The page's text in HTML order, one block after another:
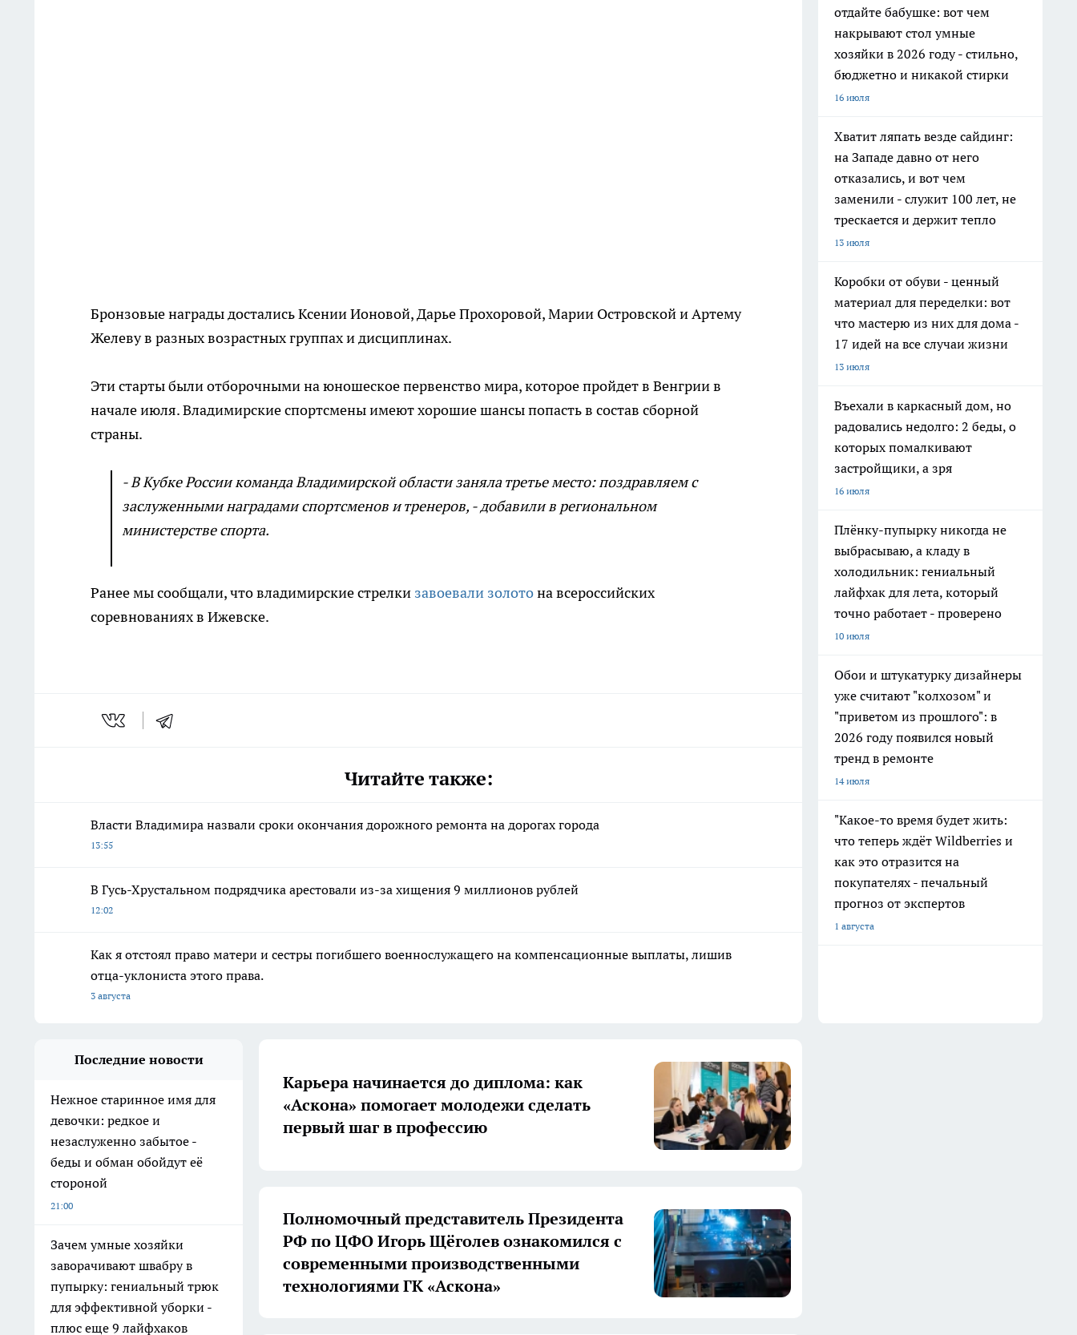
Бронзовые награды достались Ксении Ионовой, Дарье Прохоровой, Марии Островской и Артему
Желеву в разных возрастных группах и дисциплинах.
Эти старты были отборочными на юношеское первенство мира, которое пройдет в Венгрии в
начале июля. Владимирские спортсмены имеют хорошие шансы попасть в состав сборной
страны.
- В Кубке России команда Владимирской области заняла третье место: поздравляем с
заслуженными наградами спортсменов и тренеров, - добавили в региональном
министерстве спорта.
Ранее мы сообщали, что владимирские стрелки завоевали золотона всероссийских
соревнованиях в Ижевске.
Читайте также:
Власти Владимира назвали сроки окончания дорожного ремонта на дорогах города
13:55
В Гусь-Хрустальном подрядчика арестовали из-за хищения 9 миллионов рублей
12:02
Как я отстоял право матери и сестры погибшего военнослужащего на компенсационные выплаты, лишив
отца-уклониста этого права.
3 августа
отдайте бабушке: вот чем
накрывают стол умные
хозяйки в 2026 году - стильно,
бюджетно и никакой стирки
16 июля
Хватит ляпать везде сайдинг:
на Западе давно от него
отказались, и вот чем
заменили - служит 100 лет, не
трескается и держит тепло
13 июля
Коробки от обуви - ценный
материал для переделки: вот
что мастерю из них для дома -
17 идей на все случаи жизни
13 июля
Въехали в каркасный дом, но
радовались недолго: 2 беды, о
которых помалкивают
застройщики, а зря
16 июля
Плёнку-пупырку никогда не
выбрасываю, а кладу в
холодильник: гениальный
лайфхак для лета, который
точно работает - проверено
10 июля
Обои и штукатурку дизайнеры
уже считают "колхозом" и
"приветом из прошлого": в
2026 году появился новый
тренд в ремонте
14 июля
"Какое-то время будет жить:
что теперь ждёт Wildberries и
как это отразится на
покупателях - печальный
прогноз от экспертов
1 августа
Последние новости
Нежное старинное имя для
девочки: редкое и
незаслуженно забытое -
беды и обман обойдут её
стороной
21:00
Зачем умные хозяйки
заворачивают швабру в
пупырку: гениальный трюк
для эффективной уборки -
плюс еще 9 лайфхаков
Карьера начинается до диплома: как
«Аскона» помогает молодежи сделать
первый шаг в профессию
Полномочный представитель Президента
РФ по ЦФО Игорь Щёголев ознакомился с
современными производственными
технологиями ГК «Аскона»